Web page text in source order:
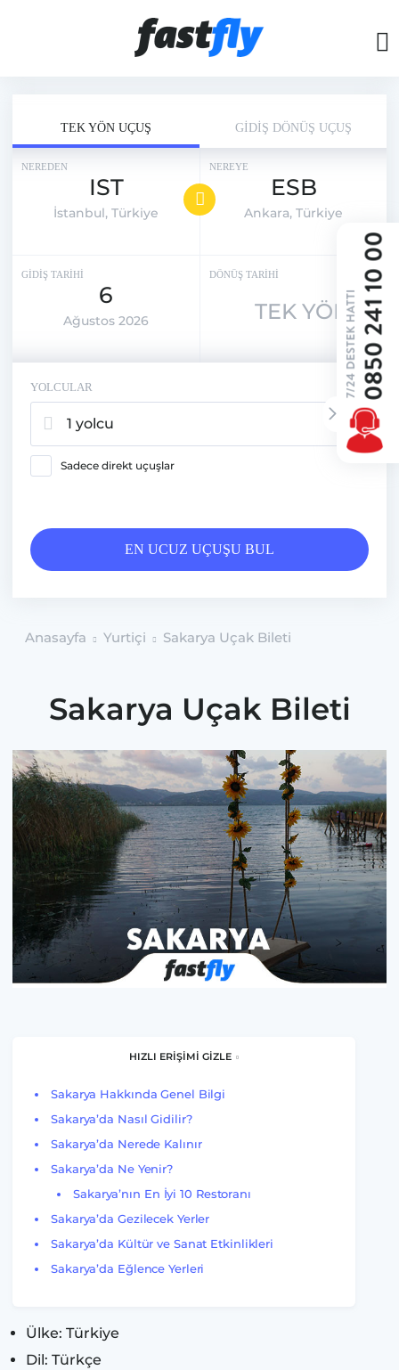
TEK YÖN UÇUŞ GİDİŞ DÖNÜŞ UÇUŞ
NEREDEN
IST
İstanbul, Türkiye
NEREYE
ESB
Ankara, Türkiye
GİDİŞ TARİHİ
6
Ağustos 2026
DÖNÜŞ TARİHİ
TEK YÖN
YOLCULAR
1 yolcu
Sadece direkt uçuşlar
EN UCUZ UÇUŞU BUL
Anasayfa Yurtiçi Sakarya Uçak Bileti
Sakarya Uçak Bileti
HIZLI ERİŞİMİ GİZLE
Sakarya Hakkında Genel Bilgi
Sakarya’da Nasıl Gidilir?
Sakarya’da Nerede Kalınır
Sakarya’da Ne Yenir?
Sakarya’nın En İyi 10 Restoranı
Sakarya’da Gezilecek Yerler
Sakarya’da Kültür ve Sanat Etkinlikleri
Sakarya’da Eğlence Yerleri
Ülke: Türkiye
Dil: Türkçe